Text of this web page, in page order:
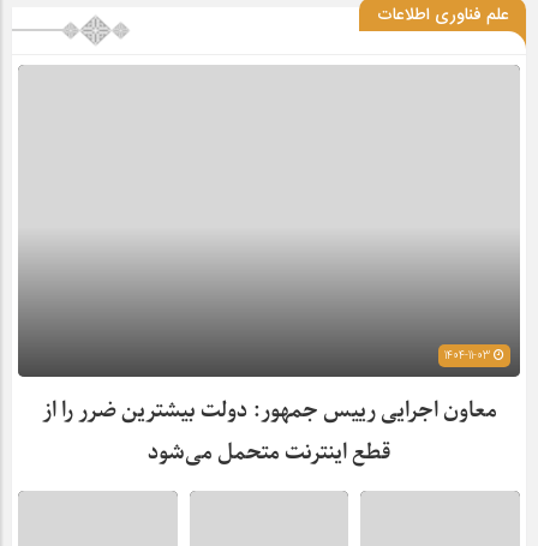
علم فناوری اطلاعات
معاون اجرایی رییس جمهور: دولت بیشترین ضرر را از
قطع اینترنت متحمل می‌شود